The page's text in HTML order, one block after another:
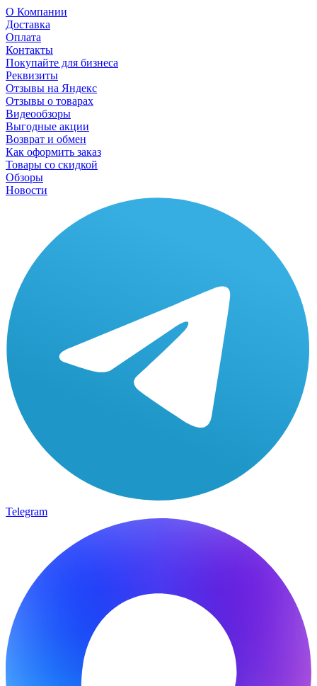
О Компании
Доставка
Оплата
Контакты
Покупайте для бизнеса
Реквизиты
Отзывы на Яндекс
Отзывы о товарах
Видеообзоры
Выгодные акции
Возврат и обмен
Как оформить заказ
Товары со скидкой
Обзоры
Новости
Telegram